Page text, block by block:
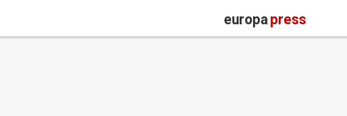
europapress